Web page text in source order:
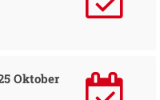
Oktober